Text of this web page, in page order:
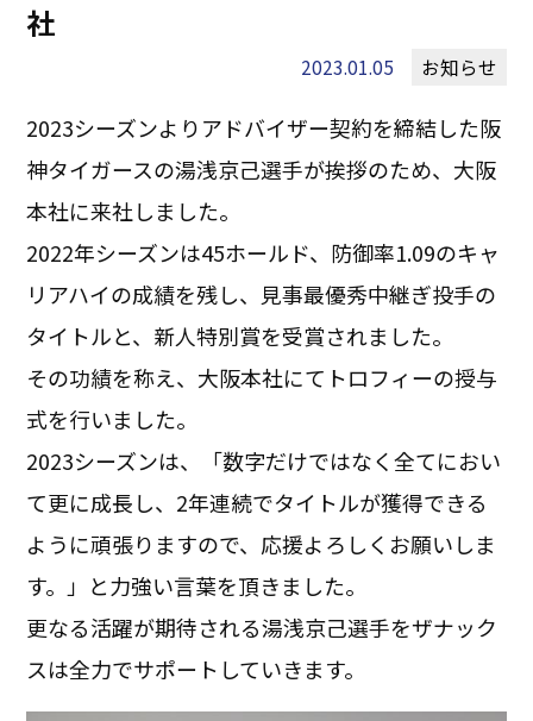
社
2023.01.05 お知らせ
2023シーズンよりアドバイザー契約を締結した阪
神タイガースの湯浅京己選手が挨拶のため、大阪
本社に来社しました。
2022年シーズンは45ホールド、防御率1.09のキャ
リアハイの成績を残し、見事最優秀中継ぎ投手の
タイトルと、新人特別賞を受賞されました。
その功績を称え、大阪本社にてトロフィーの授与
式を行いました。
2023シーズンは、「数字だけではなく全てにおい
て更に成長し、2年連続でタイトルが獲得できる
ように頑張りますので、応援よろしくお願いしま
す。」と力強い言葉を頂きました。
更なる活躍が期待される湯浅京己選手をザナック
スは全力でサポートしていきます。